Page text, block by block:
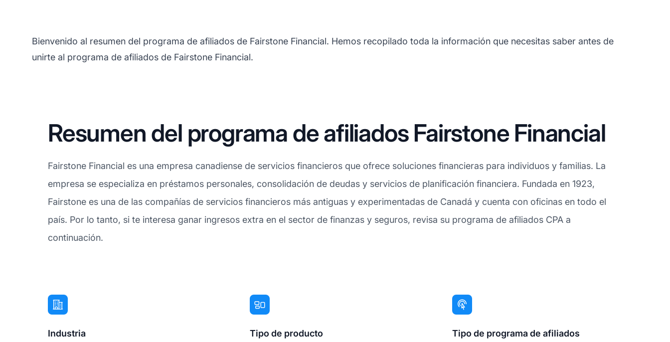
Bienvenido al resumen del programa de afiliados de Fairstone Financial. Hemos recopilado toda la información que necesitas saber antes de
unirte al programa de afiliados de Fairstone Financial.
Resumen del programa de afiliados Fairstone Financial
Fairstone Financial es una empresa canadiense de servicios financieros que ofrece soluciones financieras para individuos y familias. La
empresa se especializa en préstamos personales, consolidación de deudas y servicios de planificación financiera. Fundada en 1923,
Fairstone es una de las compañías de servicios financieros más antiguas y experimentadas de Canadá y cuenta con oficinas en todo el
país. Por lo tanto, si te interesa ganar ingresos extra en el sector de finanzas y seguros, revisa su programa de afiliados CPA a
continuación.
Industria Tipo de producto Tipo de programa de afiliados